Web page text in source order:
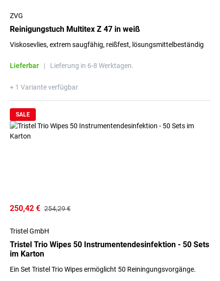
ZVG
Reinigungstuch Multitex Z 47 in weiß
Viskosevlies, extrem saugfähig, reißfest, lösungsmittelbeständig
Lieferbar | Lieferung in 6-8 Werktagen.
+ 1 Variante verfügbar
SALE
250,42 € 254,29 €
Tristel GmbH
Tristel Trio Wipes 50 Instrumentendesinfektion - 50 Sets
im Karton
Ein Set Tristel Trio Wipes ermöglicht 50 Reiningungsvorgänge.